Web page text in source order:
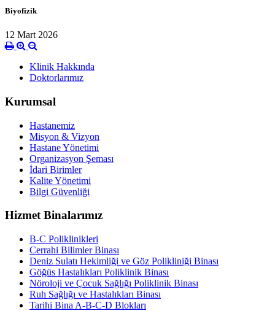
Biyofizik
12 Mart 2026
Klinik Hakkında
Doktorlarımız
Kurumsal
Hastanemiz
Misyon & Vizyon
Hastane Yönetimi
Organizasyon Şeması
İdari Birimler
Kalite Yönetimi
Bilgi Güvenliği
Hizmet Binalarımız
B-C Poliklinikleri
Cerrahi Bilimler Binası
Deniz Sulatı Hekimliği ve Göz Polikliniği Binası
Göğüs Hastalıkları Poliklinik Binası
Nöroloji ve Çocuk Sağlığı Poliklinik Binası
Ruh Sağlığı ve Hastalıkları Binası
Tarihi Bina A-B-C-D Blokları